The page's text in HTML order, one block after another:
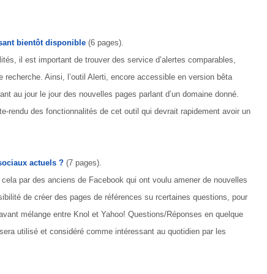
bientôt disponible (6 pages).
il est important de trouver des service d’alertes comparables,
Ainsi, l’outil Alerti, encore accessible en version bêta
au jour le jour des nouvelles pages parlant d’un domaine donné.
rendu des fonctionnalités de cet outil qui devrait rapidement avoir un
actuels ? (7 pages).
par des anciens de Facebook qui ont voulu amener de nouvelles
de créer des pages de références su rcertaines questions, pour
mélange entre Knol et Yahoo! Questions/Réponses en quelque
utilisé et considéré comme intéressant au quotidien par les